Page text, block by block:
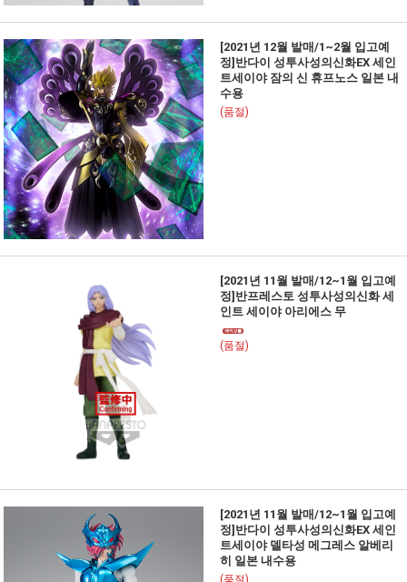
[2021년 12월 발매/1~2월 입고예
정]반다이 성투사성의신화EX 세인
트세이야 잠의 신 휴프노스 일본 내
수용
(품절)
[2021년 11월 발매/12~1월 입고예
정]반프레스토 성투사성의신화 세
인트 세이야 아리에스 무
(품절)
[2021년 11월 발매/12~1월 입고예
정]반다이 성투사성의신화EX 세인
트세이야 델타성 메그레스 알베리
히 일본 내수용
(품절)